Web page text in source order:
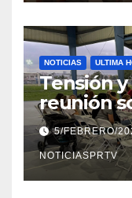
NOTICIAS ULTIMA
Tensión
reunión
Reparto
5/FEBRERO/
NOTICIASPRTV